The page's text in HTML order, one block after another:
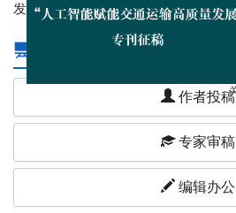
发稿周期短、时效性强
作者投稿
专家审稿
编辑办公